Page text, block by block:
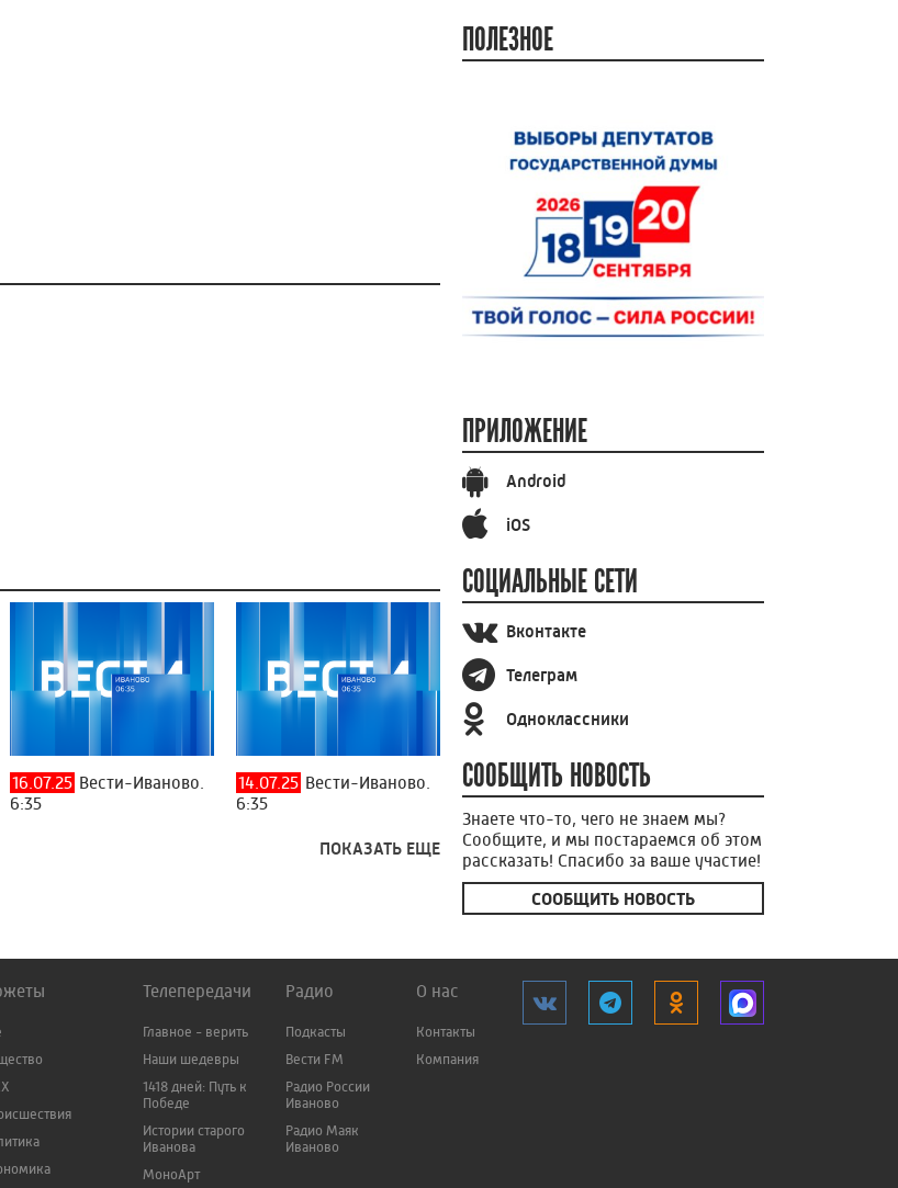
16.07.25 Вести-Иваново.
6:35
14.07.25 Вести-Иваново.
6:35
ПОКАЗАТЬ ЕЩЕ
ПОЛЕЗНОЕ
ПРИЛОЖЕНИЕ
Android
iOS
СОЦИАЛЬНЫЕ СЕТИ
Вконтакте
Телеграм
Одноклассники
СООБЩИТЬ НОВОСТЬ
Знаете что-то, чего не знаем мы?
Сообщите, и мы постараемся об этом
рассказать! Спасибо за ваше участие!
СООБЩИТЬ НОВОСТЬ
Телепередачи
Главное - верить
Наши шедевры
1418 дней: Путь к
Победе
Истории старого
Иванова
МоноАрт
Радио
Подкасты
Вести FM
Радио России
Иваново
Радио Маяк
Иваново
О нас
Контакты
Компания